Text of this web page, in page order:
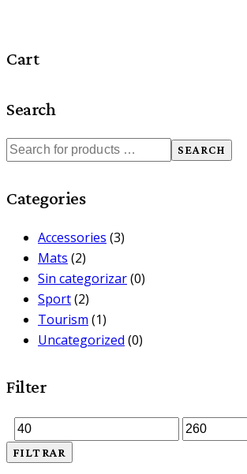
Cart
Search
SEARCH
Categories
Accessories (3)
Mats (2)
Sin categorizar(0)
Sport(2)
Tourism (1)
Uncategorized (0)
Filter
Precio
mínimo
Precio
FILTRAR